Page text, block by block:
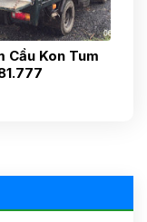
Cầu Kon Tum